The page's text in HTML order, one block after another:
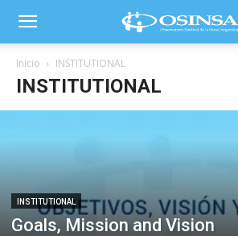
Inicio INSTITUTIONAL
INSTITUTIONAL
INSTITUTIONAL
Goals, Mission and Vision